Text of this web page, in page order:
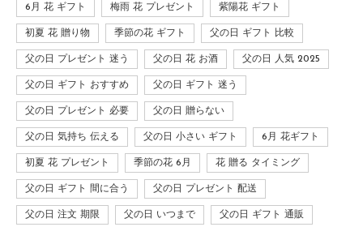
6月 花 ギフト 梅雨 花 プレゼント 紫陽花 ギフト
初夏 花 贈り物 季節の花 ギフト 父の日 ギフト 比較
父の日 プレゼント 迷う 父の日 花 お酒 父の日 人気 2025
父の日 ギフト おすすめ 父の日 ギフト 迷う
父の日 プレゼント 必要 父の日 贈らない
父の日 気持ち 伝える 父の日 小さい ギフト 6月 花ギフト
初夏 花 プレゼント 季節の花 6月 花 贈る タイミング
父の日 ギフト 間に合う 父の日 プレゼント 配送
父の日 注文 期限 父の日 いつまで 父の日 ギフト 通販